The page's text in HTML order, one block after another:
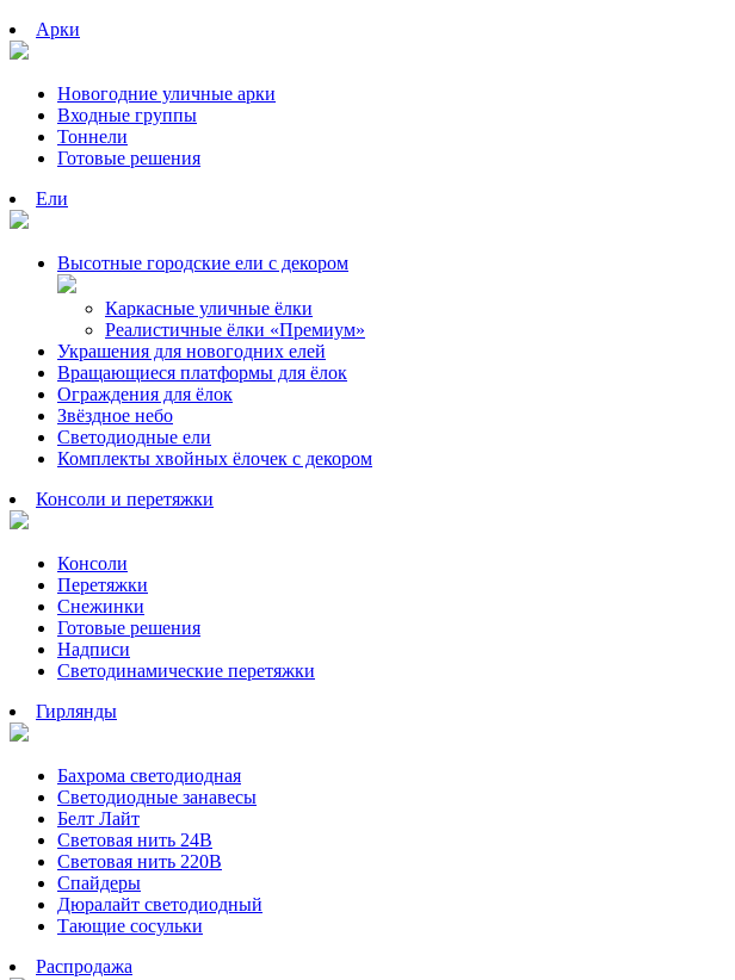
Арки
Новогодние уличные арки
Входные группы
Тоннели
Готовые решения
Ели
Высотные городские ели с декором
Каркасные уличные ёлки
Реалистичные ёлки «Премиум»
Украшения для новогодних елей
Вращающиеся платформы для ёлок
Ограждения для ёлок
Звёздное небо
Светодиодные ели
Комплекты хвойных ёлочек с декором
Консоли и перетяжки
Консоли
Перетяжки
Снежинки
Готовые решения
Надписи
Светодинамические перетяжки
Гирлянды
Бахрома светодиодная
Светодиодные занавесы
Белт Лайт
Световая нить 24В
Световая нить 220В
Спайдеры
Дюралайт светодиодный
Тающие сосульки
Распродажа